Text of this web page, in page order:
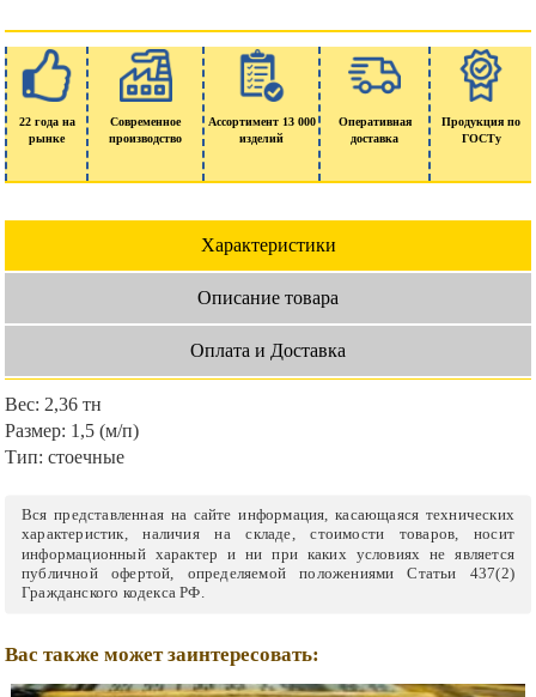
22 года на
рынке
Современное
производство
Ассортимент 13 000
изделий
Оперативная
доставка
Продукция по
ГОСТу
Характеристики
Описание товара
Оплата и Доставка
Вес: 2,36 тн
Размер: 1,5 (м/п)
Тип: стоечные
Вся представленная на сайте информация, касающаяся технических
характеристик, наличия на складе, стоимости товаров, носит
информационный характер и ни при каких условиях не является
публичной офертой, определяемой положениями Статьи 437(2)
Гражданского кодекса РФ.
Вас также может заинтересовать: